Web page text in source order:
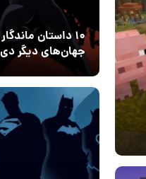
۱۰ داستان
جهان‌های دیگر
بهترین تا
3